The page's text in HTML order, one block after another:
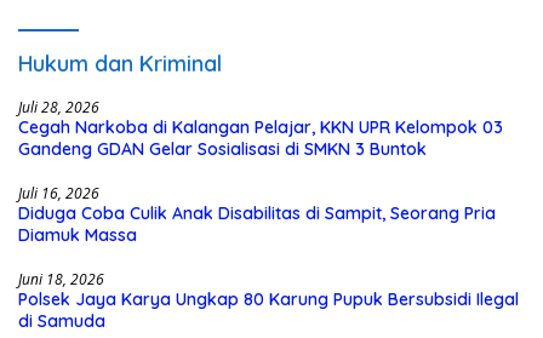
Hukum dan Kriminal
Juli 28, 2026
Cegah Narkoba di Kalangan Pelajar, KKN UPR Kelompok 03
Gandeng GDAN Gelar Sosialisasi di SMKN 3 Buntok
Juli 16, 2026
Diduga Coba Culik Anak Disabilitas di Sampit, Seorang Pria
Diamuk Massa
Juni 18, 2026
Polsek Jaya Karya Ungkap 80 Karung Pupuk Bersubsidi Ilegal
di Samuda